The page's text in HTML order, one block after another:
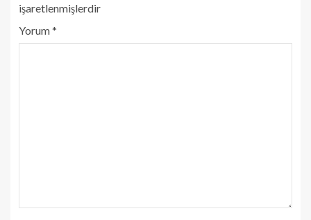
işaretlenmişlerdir
Yorum*